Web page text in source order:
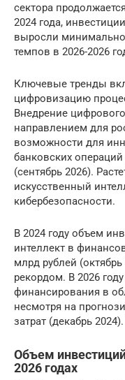
сектора
2024 года,
выросли
темпов в 2026-2026
Ключевые тренды
цифровизацию
Внедрение
направлением для
возможности для
банковских
(сентябрь 2026).
искусственный
кибербезопасности.
В 2024 году объем
интеллект в
млрд рублей
рекордом. В 2026
финансирования в
несмотря на
затрат (декабрь 2024).
Объем
2026 годах